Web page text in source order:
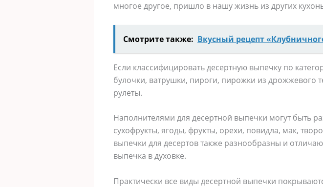
многое другое, пришло в нашу жизнь из других
Смотрите также: Вкусный рецепт
Если классифицировать десертную выпечку по
булочки, ватрушки, пироги, пирожки из дрожжевого
рулеты.
Наполнителями для десертной выпечки могут быть
сухофрукты, ягоды, фрукты, орехи, повидла, мак,
выпечки для десертов также разнообразны и
выпечка в духовке.
Практически все виды десертной выпечки